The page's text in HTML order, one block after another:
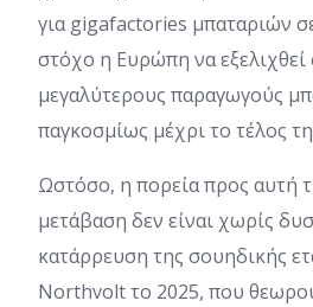
για gigafactories μπαταριών
στόχο η Ευρώπη να εξελιχθεί
μεγαλύτερους παραγωγούς
παγκοσμίως μέχρι το τέλος
Ωστόσο, η πορεία προς αυτή
μετάβαση δεν είναι χωρίς
κατάρρευση της σουηδικής
Northvolt το 2025, που